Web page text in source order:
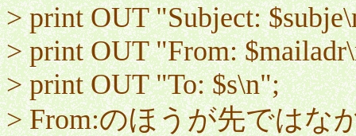
> print OUT "Subject:
> print OUT "From:
> print OUT "To: $s\n";
> From:のほうが先ではな